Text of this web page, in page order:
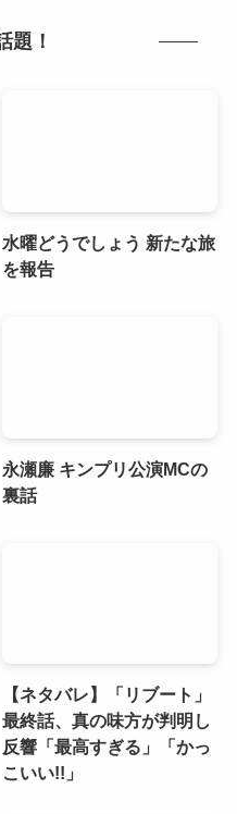
題！
水曜どうでしょう 新たな旅
を報告
永瀬廉 キンプリ公演MCの
裏話
【ネタバレ】「リブート」
最終話、真の味方が判明し
反響「最高すぎる」「かっ
こいい!!」